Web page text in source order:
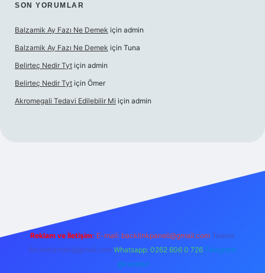
SON YORUMLAR
Balzamik Ay Fazı Ne Demek için admin
Balzamik Ay Fazı Ne Demek için Tuna
Belirteç Nedir Tyt için admin
Belirteç Nedir Tyt için Ömer
Akromegali Tedavi Edilebilir Mi için admin
Reklam ve İletişim: E-mail: backlinkpaneli@gmail.com Teams:
forumhizmeti@gmail.com Whatsapp: 0262 606 0 726 Telegram:
@karabul